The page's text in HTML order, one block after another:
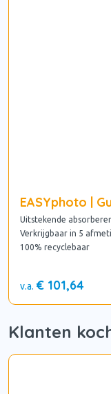
EASYphoto |
Uitstekende
Verkrijgbaar in 5
100% recyclebaar
v.a. € 101,64
Klanten